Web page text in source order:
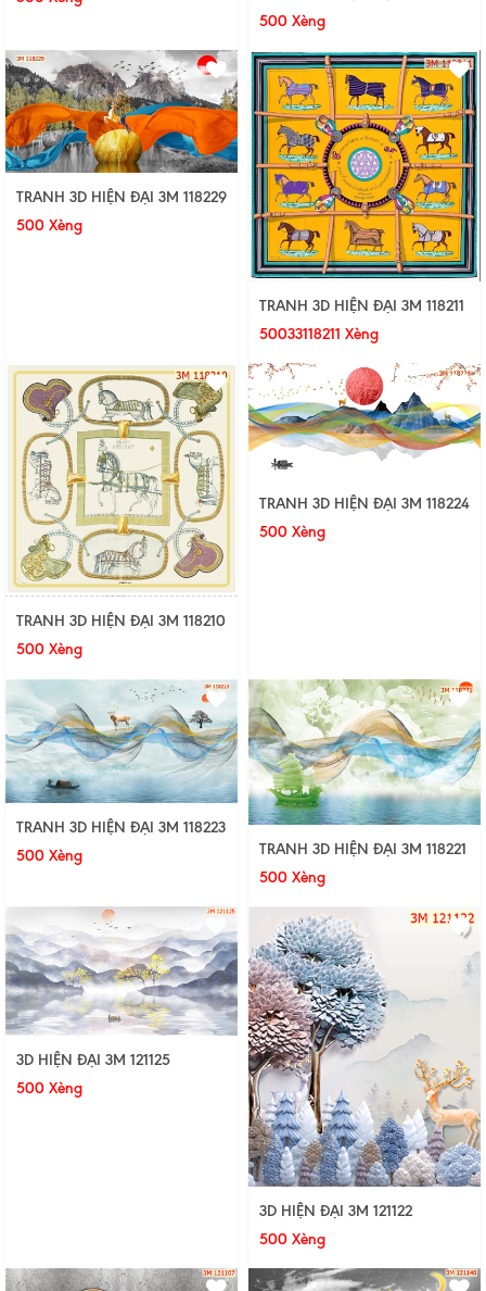
500 Xèng
TRANH 3D HIỆN ĐẠI 3M 118229
500 Xèng
TRANH 3D HIỆN ĐẠI 3M 118211
50033118211 Xèng
TRANH 3D HIỆN ĐẠI 3M 118210
500 Xèng
TRANH 3D HIỆN ĐẠI 3M 118224
500 Xèng
TRANH 3D HIỆN ĐẠI 3M 118223
500 Xèng
TRANH 3D HIỆN ĐẠI 3M 118221
500 Xèng
3D HIỆN ĐẠI 3M 121125
500 Xèng
3D HIỆN ĐẠI 3M 121122
500 Xèng